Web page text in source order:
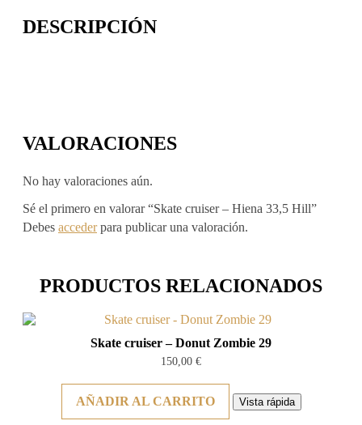
DESCRIPCIÓN
VALORACIONES
No hay valoraciones aún.
Sé el primero en valorar “Skate cruiser – Hiena 33,5 Hill”
Debes accederpara publicar una valoración.
PRODUCTOS RELACIONADOS
Skate cruiser – Donut Zombie 29
150,00 €
AÑADIR AL CARRITO Vista rápida